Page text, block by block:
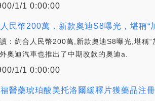
1/1 0:00:00
民幣200萬，新款奧迪S8曝光，堪稱“
：約合人民幣200萬,新款奧迪S8曝光,堪稱
奧迪汽車也推出了中期改款的奧迪a.
1/1 0:00:00
福醫藥琥珀酸美托洛爾緩釋片獲藥品注